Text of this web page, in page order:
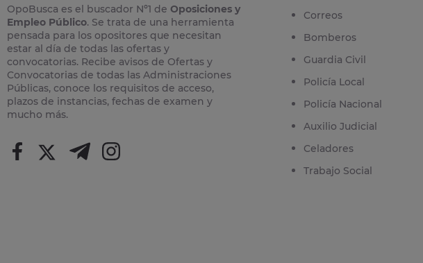
OpoBusca es el buscador Nº1 de Oposiciones y
Empleo Público. Se trata de una herramienta
pensada para los opositores que necesitan
estar al día de todas las ofertas y
convocatorias. Recibe avisos de Ofertas y
Convocatorias de todas las Administraciones
Públicas, conoce los requisitos de acceso,
plazos de instancias, fechas de examen y
mucho más.
Correos
Bomberos
Guardia Civil
Policía Local
Policía Nacional
Auxilio Judicial
Celadores
Trabajo Social